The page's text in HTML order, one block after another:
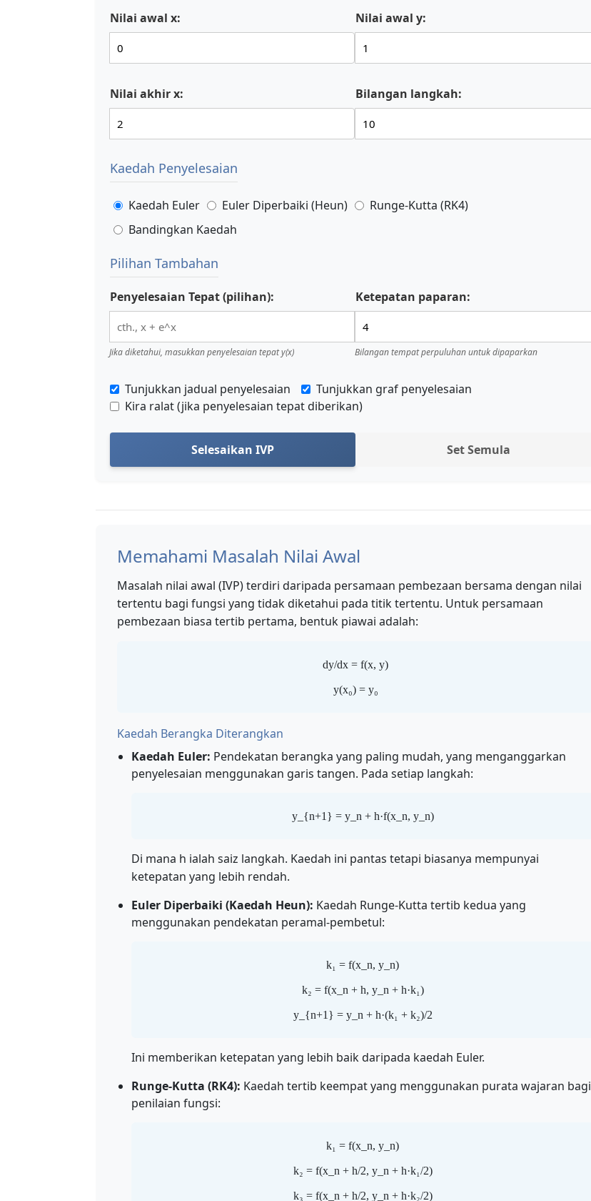
Nilai awal x: Nilai awal y:
Nilai akhir x: Bilangan langkah:
Kaedah Penyelesaian
Kaedah Euler Euler Diperbaiki (Heun)
Runge-Kutta (RK4)
Bandingkan Kaedah
Pilihan Tambahan
Penyelesaian Tepat (pilihan):
Jika diketahui, masukkan penyelesaian tepat y(x)
Ketepatan paparan:
Bilangan tempat perpuluhan untuk dipaparkan
Tunjukkan jadual penyelesaian
Tunjukkan graf penyelesaian
Kira ralat (jika penyelesaian tepat diberikan)
Selesaikan IVP Set Semula
Memahami Masalah Nilai Awal
Masalah nilai awal (IVP) terdiri daripada persamaan pembezaan bersama dengan nilai
tertentu bagi fungsi yang tidak diketahui pada titik tertentu. Untuk persamaan
pembezaan biasa tertib pertama, bentuk piawai adalah:
dy/dx = f(x, y)
y(x₀) = y₀
Kaedah Berangka Diterangkan
Kaedah Euler: Pendekatan berangka yang paling mudah, yang menganggarkan
penyelesaian menggunakan garis tangen. Pada setiap langkah:
y_{n+1} = y_n + h·f(x_n, y_n)
Di mana h ialah saiz langkah. Kaedah ini pantas tetapi biasanya mempunyai
ketepatan yang lebih rendah.
Euler Diperbaiki (Kaedah Heun): Kaedah Runge-Kutta tertib kedua yang
menggunakan pendekatan peramal-pembetul:
k₁ = f(x_n, y_n)
k₂ = f(x_n + h, y_n + h·k₁)
y_{n+1} = y_n + h·(k₁ + k₂)/2
Ini memberikan ketepatan yang lebih baik daripada kaedah Euler.
Runge-Kutta (RK4): Kaedah tertib keempat yang menggunakan purata wajaran bagi
penilaian fungsi:
k₁ = f(x_n, y_n)
k₂ = f(x_n + h/2, y_n + h·k₁/2)
k₃ = f(x_n + h/2, y_n + h·k₂/2)